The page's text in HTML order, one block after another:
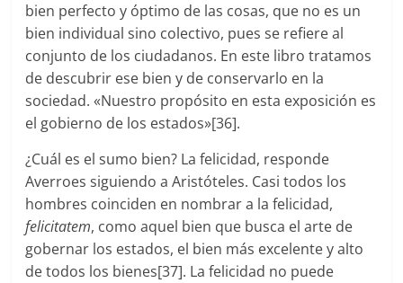
bien perfecto y óptimo de las cosas, que no es un
bien individual sino colectivo, pues se refiere al
conjunto de los ciudadanos. En este libro tratamos
de descubrir ese bien y de conservarlo en la
sociedad. «Nuestro propósito en esta exposición es
el gobierno de los estados»[36].
¿Cuál es el sumo bien? La felicidad, responde
Averroes siguiendo a Aristóteles. Casi todos los
hombres coinciden en nombrar a la felicidad,
felicitatem, como aquel bien que busca el arte de
gobernar los estados, el bien más excelente y alto
de todos los bienes[37]. La felicidad no puede